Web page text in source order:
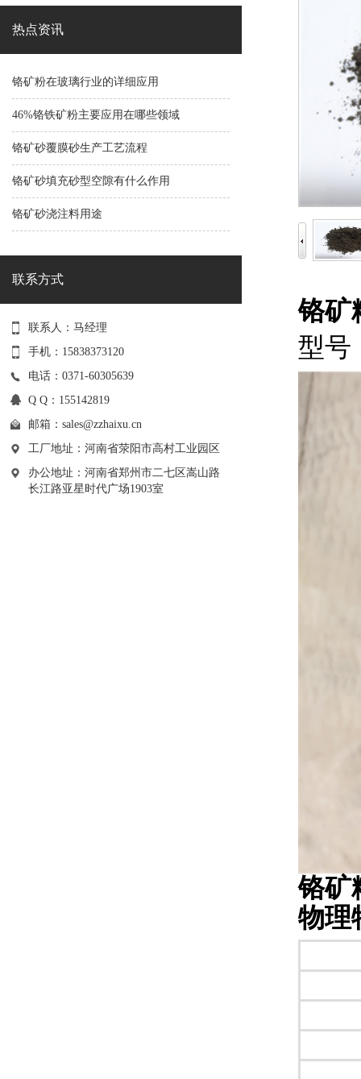
热点资讯
铬矿粉在玻璃行业的详细应用
46%铬铁矿粉主要应用在哪些领域
铬矿砂覆膜砂生产工艺流程
铬矿砂填充砂型空隙有什么作用
铬矿砂浇注料用途
联系方式
联系人：马经理
手机：15838373120
电话：0371-60305639
Q Q：155142819
邮箱： sales@zzhaixu.cn
工厂地址：河南省荥阳市高村工业园区
办公地址：河南省郑州市二七区嵩山路
长江路亚星时代广场1903室
铬矿
型号
铬矿
物理